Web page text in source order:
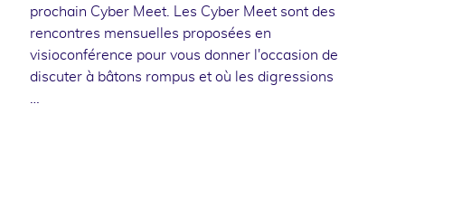
prochain Cyber Meet. Les Cyber Meet sont des
rencontres mensuelles proposées en
visioconférence pour vous donner l'occasion de
discuter à bâtons rompus et où les digressions